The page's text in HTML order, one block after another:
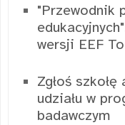
"Przewodnik
wersji EEF
Zgłoś
udziału w
badawczym